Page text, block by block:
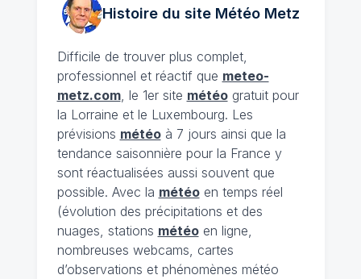
Histoire du site MétéoMetz
Difficile de trouver plus complet,
professionnel et réactif que meteo-
metz.com, le 1er site météogratuit pour
la Lorraine et le Luxembourg. Les
prévisions météoà 7 jours ainsi que la
tendance saisonnière pour la France y
sont réactualisées aussi souvent que
possible. Avec la météoen temps réel
(évolution des précipitations et des
nuages, stations météoen ligne,
nombreuses webcams, cartes
d’observations et phénomènes météo